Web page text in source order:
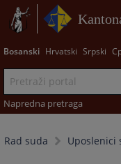
Bosanski Hrvatski Srpski
Napredna pretraga
Rad suda Uposlenici